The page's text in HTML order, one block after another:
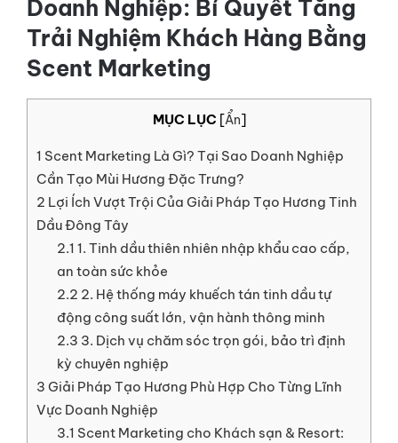
Doanh Nghiệp: Bí Quyết Tăng
Trải Nghiệm Khách Hàng Bằng
Scent Marketing
MỤC LỤC [Ẩn]
1 Scent Marketing Là Gì? Tại Sao Doanh Nghiệp
Cần Tạo Mùi Hương Đặc Trưng?
2 Lợi Ích Vượt Trội Của Giải Pháp Tạo Hương Tinh
Dầu Đông Tây
2.1 1. Tinh dầu thiên nhiên nhập khẩu cao cấp,
an toàn sức khỏe
2.2 2. Hệ thống máy khuếch tán tinh dầu tự
động công suất lớn, vận hành thông minh
2.3 3. Dịch vụ chăm sóc trọn gói, bảo trì định
kỳ chuyên nghiệp
3 Giải Pháp Tạo Hương Phù Hợp Cho Từng Lĩnh
Vực Doanh Nghiệp
3.1 Scent Marketing cho Khách sạn & Resort: